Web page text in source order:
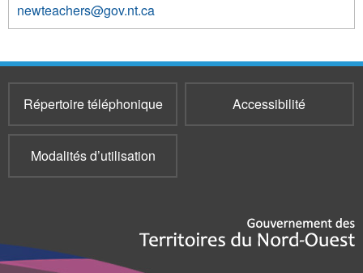
newteachers@gov.nt.ca
516
Répertoire téléphonique Accessibilité
Modalités d’utilisation